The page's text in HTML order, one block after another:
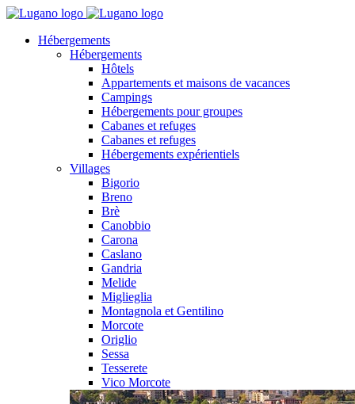
Hébergements
Hébergements
Hôtels
Appartements et maisons de vacances
Campings
Hébergements pour groupes
Cabanes et refuges
Cabanes et refuges
Hébergements expérientiels
Villages
Bigorio
Breno
Brè
Canobbio
Carona
Caslano
Gandria
Melide
Miglieglia
Montagnola et Gentilino
Morcote
Origlio
Sessa
Tesserete
Vico Morcote